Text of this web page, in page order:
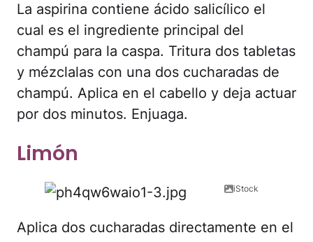
La aspirina contiene ácido salicílico el
cual es el ingrediente principal del
champú para la caspa. Tritura dos tabletas
y mézclalas con una dos cucharadas de
champú. Aplica en el cabello y deja actuar
por dos minutos. Enjuaga.
Limón
iStock
Aplica dos cucharadas directamente en el